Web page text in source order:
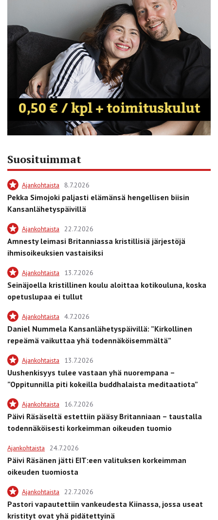
Suosituimmat
Ajankohtaista 8.7.2026
Pekka Simojoki paljasti elämänsä hengellisen biisin
Kansanlähetyspäivillä
Ajankohtaista 22.7.2026
Amnesty leimasi Britanniassa kristillisiä järjestöjä
ihmisoikeuksien vastaisiksi
Ajankohtaista 13.7.2026
Seinäjoella kristillinen koulu aloittaa kotikouluna, koska
opetuslupaa ei tullut
Ajankohtaista 4.7.2026
Daniel Nummela Kansanlähetyspäivillä: ”Kirkollinen
repeämä vaikuttaa yhä todennäköisemmältä”
Ajankohtaista 13.7.2026
Uushenkisyys tulee vastaan yhä nuorempana –
”Oppitunnilla piti kokeilla buddhalaista meditaatiota”
Ajankohtaista 16.7.2026
Päivi Räsäseltä estettiin pääsy Britanniaan – taustalla
todennäköisesti korkeimman oikeuden tuomio
Ajankohtaista 24.7.2026
Päivi Räsänen jätti EIT:een valituksen korkeimman
oikeuden tuomiosta
Ajankohtaista 22.7.2026
Pastori vapautettiin vankeudesta Kiinassa, jossa useat
kristityt ovat yhä pidätettyinä